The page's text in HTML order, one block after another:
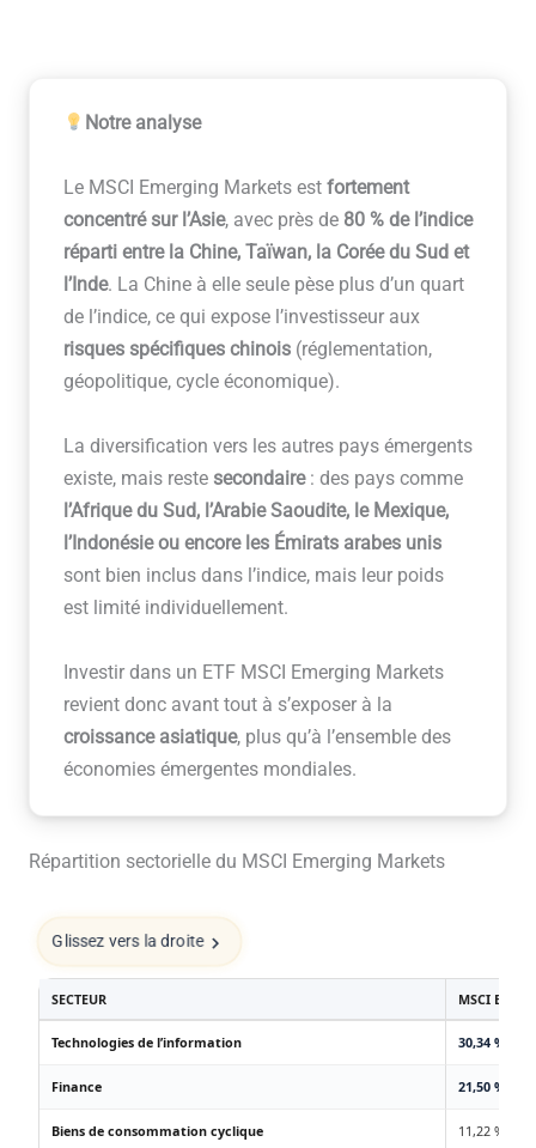
Notre analyse
Le MSCI Emerging Markets est fortement
concentré sur l’Asie, avec près de 80 % de l’indice
réparti entre la Chine, Taïwan, la Corée du Sud et
l’Inde. La Chine à elle seule pèse plus d’un quart
de l’indice, ce qui expose l’investisseur aux
risques spécifiques chinois(réglementation,
géopolitique, cycle économique).
La diversification vers les autres pays émergents
existe, mais reste secondaire: des pays comme
l’Afrique du Sud, l’Arabie Saoudite, le Mexique,
l’Indonésie ou encore les Émirats arabes unis
sont bien inclus dans l’indice, mais leur poids
est limité individuellement.
Investir dans un ETF MSCI Emerging Markets
revient donc avant tout à s’exposer à la
croissance asiatique, plus qu’à l’ensemble des
économies émergentes mondiales.
Répartition sectorielle du MSCI Emerging Markets
Glissez vers la droite
SECTEUR MSCI
Technologies de l’information 30,34 %
Finance 21,50 %
Biens de consommation cyclique 11,22 %